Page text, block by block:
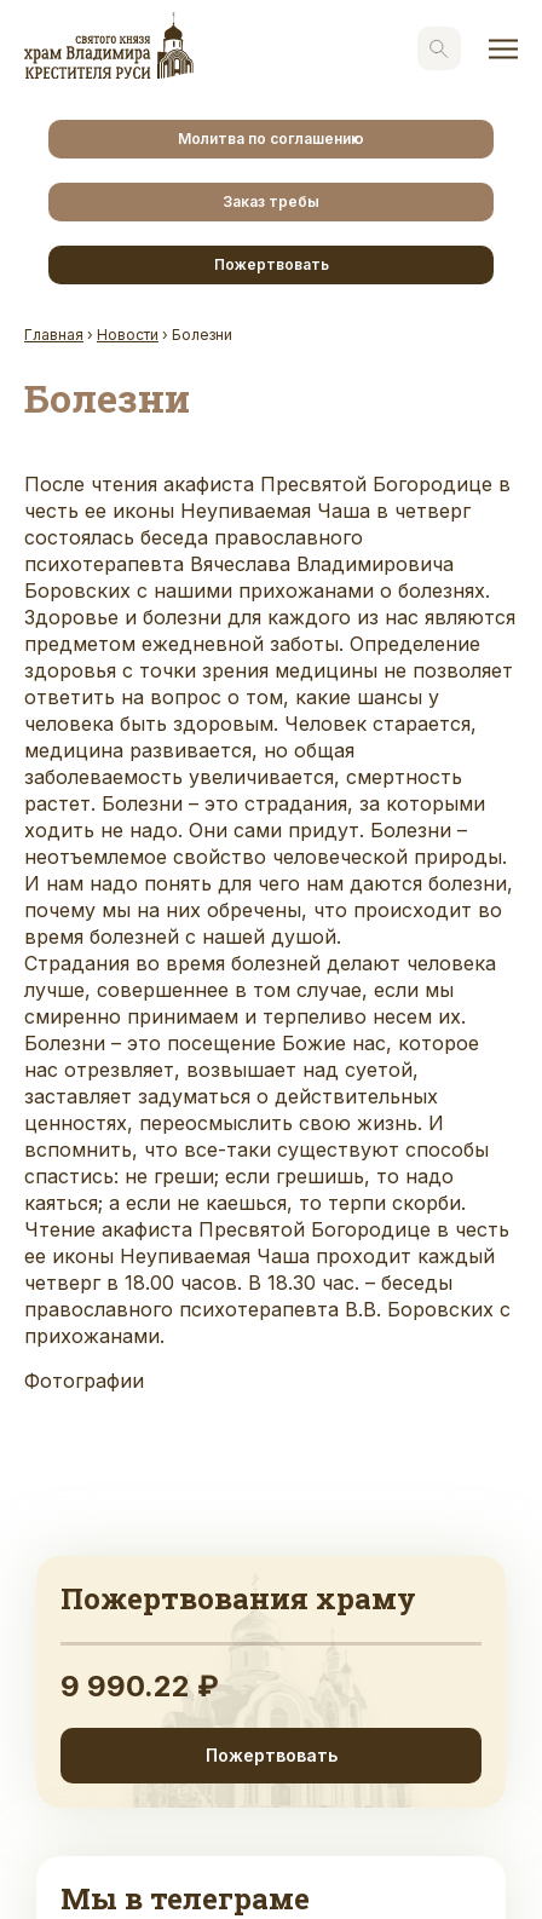
Молитва по соглашению
Заказ требы
Пожертвовать
Главная › Новости › Болезни
Болезни
После чтения акафиста Пресвятой Богородице в
честь ее иконы Неупиваемая Чаша в четверг
состоялась беседа православного
психотерапевта Вячеслава Владимировича
Боровских с нашими прихожанами о болезнях.
Здоровье и болезни для каждого из нас являются
предметом ежедневной заботы. Определение
здоровья с точки зрения медицины не позволяет
ответить на вопрос о том, какие шансы у
человека быть здоровым. Человек старается,
медицина развивается, но общая
заболеваемость увеличивается, смертность
растет. Болезни – это страдания, за которыми
ходить не надо. Они сами придут. Болезни –
неотъемлемое свойство человеческой природы.
И нам надо понять для чего нам даются болезни,
почему мы на них обречены, что происходит во
время болезней с нашей душой.
Страдания во время болезней делают человека
лучше, совершеннее в том случае, если мы
смиренно принимаем и терпеливо несем их.
Болезни – это посещение Божие нас, которое
нас отрезвляет, возвышает над суетой,
заставляет задуматься о действительных
ценностях, переосмыслить свою жизнь. И
вспомнить, что все-таки существуют способы
спастись: не греши; если грешишь, то надо
каяться; а если не каешься, то терпи скорби.
Чтение акафиста Пресвятой Богородице в честь
ее иконы Неупиваемая Чаша проходит каждый
четверг в 18.00 часов. В 18.30 час. – беседы
православного психотерапевта В.В. Боровских с
прихожанами.
Фотографии
Пожертвования храму
9 990.22 ₽
Пожертвовать
Мы в телеграме